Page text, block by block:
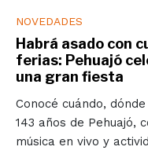
NOVEDADES
Habrá asado con
ferias: Pehuajó
una gran fiesta
Conocé cuándo,
143 años de Pehuajó,
música en vivo y